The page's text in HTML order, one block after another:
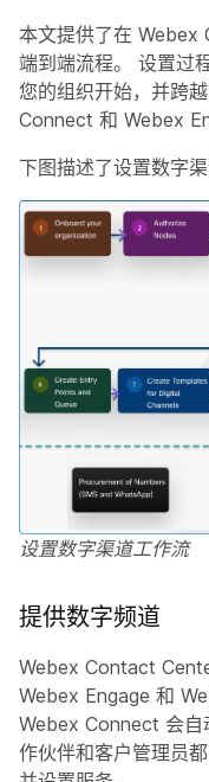
本文提供了在 Webex
端到端流程。 设置过
您的组织开始，并跨
Connect 和 Webex
下图描述了设置数字
设置数字渠道工作流
提供数字频道
Webex Contact
Webex Engage 和
Webex Connect 会自
作伙伴和客户管理员